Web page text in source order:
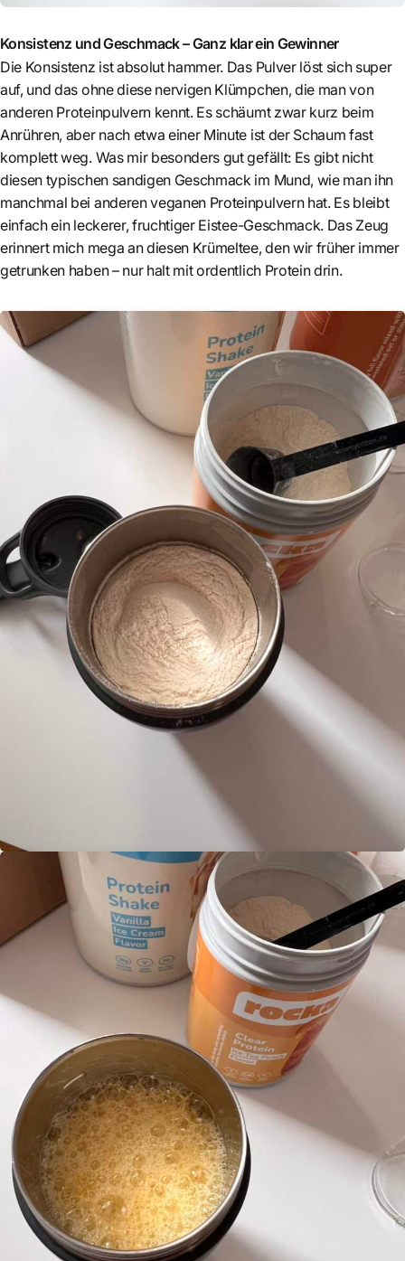
Konsistenz und Geschmack – Ganz klar ein Gewinner
Die Konsistenz ist absolut hammer. Das Pulver löst sich super
auf, und das ohne diese nervigen Klümpchen, die man von
anderen Proteinpulvern kennt. Es schäumt zwar kurz beim
Anrühren, aber nach etwa einer Minute ist der Schaum fast
komplett weg. Was mir besonders gut gefällt: Es gibt nicht
diesen typischen sandigen Geschmack im Mund, wie man ihn
manchmal bei anderen veganen Proteinpulvern hat. Es bleibt
einfach ein leckerer, fruchtiger Eistee-Geschmack. Das Zeug
erinnert mich mega an diesen Krümeltee, den wir früher immer
getrunken haben – nur halt mit ordentlich Protein drin.